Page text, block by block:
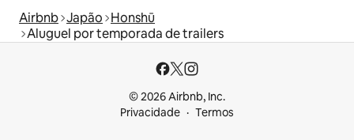
Airbnb Japão Honshū
Aluguel por temporada de trailers
© 2026 Airbnb, Inc.
Privacidade
Termos